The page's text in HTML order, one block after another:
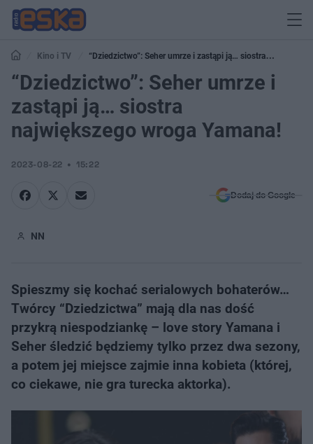
Kino i TV
“Dziedzictwo”: Seher umrze i zastąpi ją… siostra
największego wroga Yamana!
“Dziedzictwo”: Seher umrze i
zastąpi ją… siostra
największego wroga Yamana!
2023-08-22 15:22
Dodaj do Google
NN
Spieszmy się kochać serialowych bohaterów…
Twórcy “Dziedzictwa” mają dla nas dość
przykrą niespodziankę – love story Yamana i
Seher śledzić będziemy tylko przez dwa sezony,
a potem jej miejsce zajmie inna kobieta (której,
co ciekawe, nie gra turecka aktorka).